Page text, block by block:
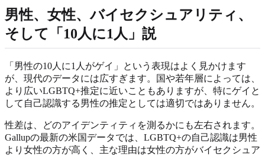
男性、女性、バイセクシュアリティ、
そして「10人に1人」説
「男性の10人に1人がゲイ」という表現はよく見かけます
が、現代のデータには広すぎます。国や若年層によっては、
より広いLGBTQ+推定に近いこともありますが、特にゲイと
して自己認識する男性の推定としては適切ではありません。
性差は、どのアイデンティティを測るかにも左右されます。
Gallupの最新の米国データでは、LGBTQ+の自己認識は男性
より女性の方が高く、主な理由は女性の方がバイセクシュア